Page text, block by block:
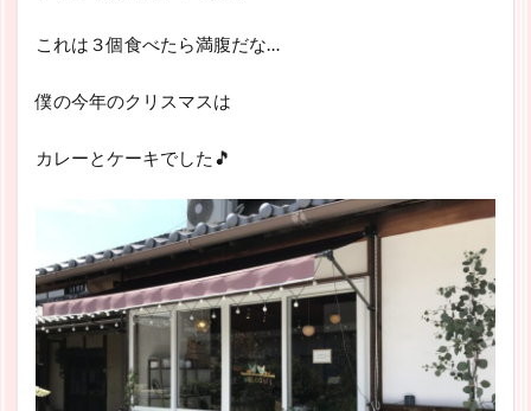
これは３個食べたら満腹だな…
僕の今年のクリスマスは
カレーとケーキでした🎵